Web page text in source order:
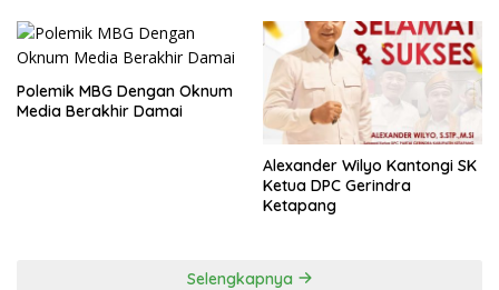
Polemik MBG Dengan Oknum
Media Berakhir Damai
Alexander Wilyo Kantongi SK
Ketua DPC Gerindra
Ketapang
Selengkapnya